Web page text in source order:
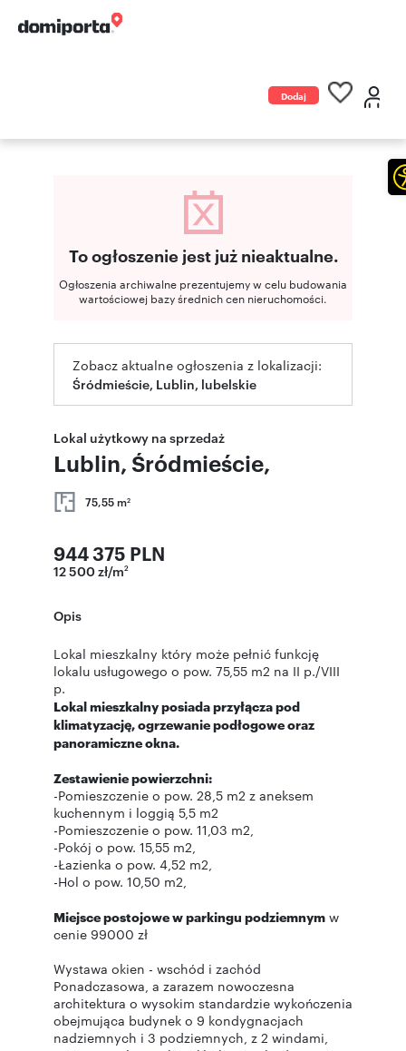
Dodaj
To ogłoszenie jest już nieaktualne.
Ogłoszenia archiwalne prezentujemy w celu budowania
wartościowej bazy średnich cen nieruchomości.
Zobacz aktualne ogłoszenia z lokalizacji:
Śródmieście, Lublin, lubelskie
Lokal użytkowy na sprzedaż
Lublin, Śródmieście,
75,55 m2
944 375 PLN
12 500 zł/m2
Opis
Lokal mieszkalny który może pełnić funkcję
lokalu usługowego o pow. 75,55 m2 na II p./VIII
p.
Lokal mieszkalny posiada przyłącza pod
klimatyzację, ogrzewanie podłogowe oraz
panoramiczne okna.
Zestawienie powierzchni:
-Pomieszczenie o pow. 28,5 m2 z aneksem
kuchennym i loggią 5,5 m2
-Pomieszczenie o pow. 11,03 m2,
-Pokój o pow. 15,55 m2,
-Łazienka o pow. 4,52 m2,
-Hol o pow. 10,50 m2,
Miejsce postojowe w parkingu podziemnym w
cenie 99000 zł
Wystawa okien - wschód i zachód
Ponadczasowa, a zarazem nowoczesna
architektura o wysokim standardzie wykończenia
obejmująca budynek o 9 kondygnacjach
nadziemnych i 3 podziemnych, z 2 windami,